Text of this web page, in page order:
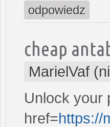
odpowiedz
cheap
MarielVaf
Unlock your
href=https://